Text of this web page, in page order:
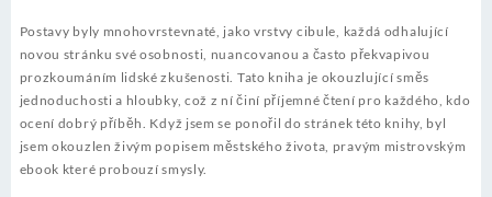
Postavy byly mnohovrstevnaté, jako vrstvy cibule, každá odhalující
novou stránku své osobnosti, nuancovanou a často překvapivou
prozkoumáním lidské zkušenosti. Tato kniha je okouzlující směs
jednoduchosti a hloubky, což z ní činí příjemné čtení pro každého, kdo
ocení dobrý příběh. Když jsem se ponořil do stránek této knihy, byl
jsem okouzlen živým popisem městského života, pravým mistrovským
ebook které probouzí smysly.